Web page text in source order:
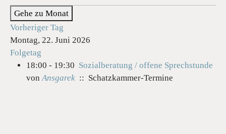
Gehe zu Monat
Vorheriger Tag
Montag, 22. Juni 2026
Folgetag
18:00 - 19:30 Sozialberatung / offene Sprechstunde
von Ansgarek :: Schatzkammer-Termine